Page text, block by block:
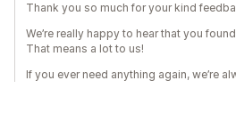
Thank you so much for your kind
We’re really happy to hear that you
That means a lot to us!
If you ever need anything again, we’re